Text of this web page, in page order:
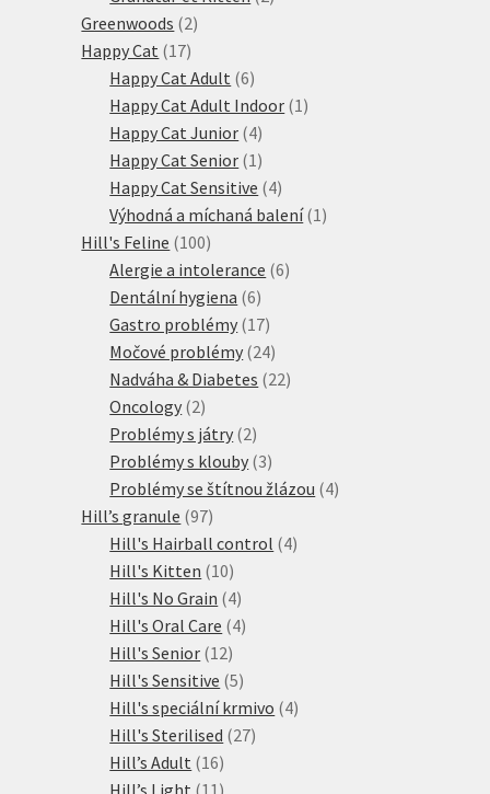
Greenwoods 22
Happy Cat 1717
produktů
Happy Cat Adult 66
produktů
Happy Cat Adult Indoor 1 1
Happy Cat Junior 44
produkty
Happy Cat Senior 1 1
produkt
Happy Cat Sensitive 44
produkty
Výhodná a míchaná balení 1 1
Hill's Feline 100100
produktů
Alergie a intolerance 66
Dentální hygiena 66
produktů
Gastro problémy 1717
produktů
Močové problémy 2424
produktů
Nadváha & Diabetes 2222
Oncology 22
produkty
Problémy s játry 22
produkty
Problémy s klouby 33
produkty
Problémy se štítnou žlázou 44
Hill’s granule 9797
produktů
Hill's Hairball control 44
Hill's Kitten 1010
produktů
Hill's No Grain 44
produkty
Hill's Oral Care 44
Hill's Senior 1212
produktů
Hill's Sensitive 55
produktů
Hill's speciální krmivo 44
Hill's Sterilised 2727
Hill’s Adult 1616
produktů
Hill’s Light 11 11